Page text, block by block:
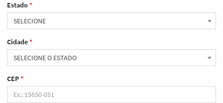
Estado*
SELECIONE
Cidade*
SELECIONE O ESTADO
CEP*